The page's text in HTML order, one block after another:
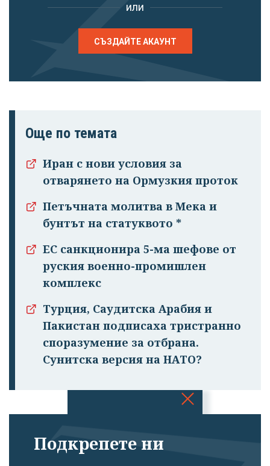
излязохте от
профила си!
или
СЪЗДАЙТЕ АКАУНТ
Още по темата
Иран с нови условия за
отварянето на Ормузкия проток
Петъчната молитва в Мека и
бунтът на статуквото *
ЕС санкционира 5-ма шефове от
руския военно-промишлен
комплекс
Турция, Саудитска Арабия и
Пакистан подписаха тристранно
споразумение за отбрана.
Сунитска версия на НАТО?
Подкрепете ни